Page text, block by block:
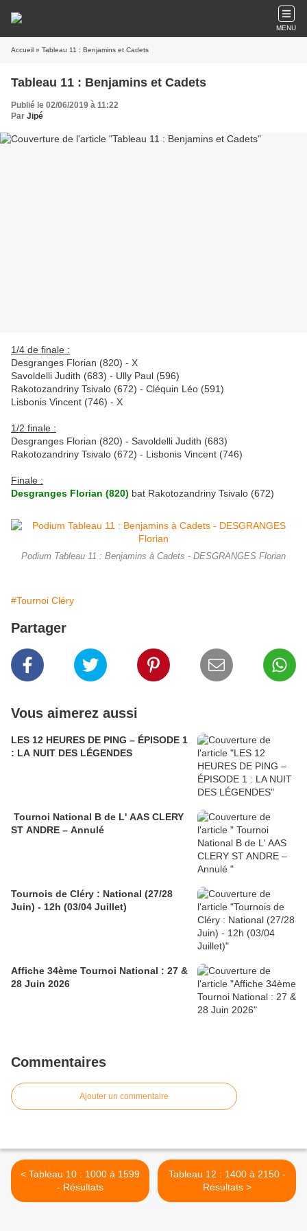
MENU
Accueil » Tableau 11 : Benjamins et Cadets
Tableau 11 : Benjamins et Cadets
Publié le 02/06/2019 à 11:22
Par Jipé
1/4 de finale :
Desgranges Florian (820) - X
Savoldelli Judith (683) - Ully Paul (596)
Rakotozandriny Tsivalo (672) - Cléquin Léo (591)
Lisbonis Vincent (746) - X
1/2 finale :
Desgranges Florian (820) - Savoldelli Judith (683)
Rakotozandriny Tsivalo (672) - Lisbonis Vincent (746)
Finale :
Desgranges Florian (820) bat Rakotozandriny Tsivalo (672)
Podium Tableau 11 : Benjamins à Cadets - DESGRANGES Florian
#Tournoi Cléry
Partager
Vous aimerez aussi
LES 12 HEURES DE PING – ÉPISODE 1
: LA NUIT DES LÉGENDES
Tournoi National B de L' AAS CLERY
ST ANDRE – Annulé
Tournois de Cléry : National (27/28
Juin) - 12h (03/04 Juillet)
Affiche 34ème Tournoi National : 27 &
28 Juin 2026
Commentaires
Ajouter un commentaire
< Tableau 10 : 1000 à 1599
- Résultats
Tableau 12 : 1400 à 2150 -
Résultats >